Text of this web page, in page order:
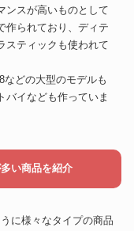
ンスが高いものとして
作られており、ディテ
スティックも使われて
どの大型のモデルも
バイなども作っていま
い商品を紹介
に様々なタイプの商品